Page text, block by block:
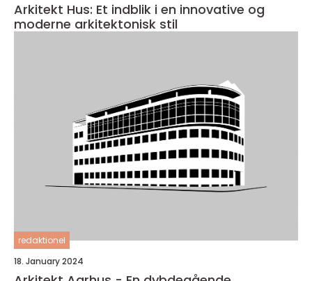
Arkitekt Hus: Et indblik i en innovative og
moderne arkitektonisk stil
redaktionel
18. January 2024